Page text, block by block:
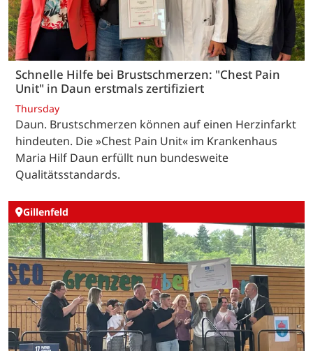
Schnelle Hilfe bei Brustschmerzen: "Chest Pain
Unit" in Daun erstmals zertifiziert
Thursday
Daun. Brustschmerzen können auf einen Herzinfarkt
hindeuten. Die »Chest Pain Unit« im Krankenhaus
Maria Hilf Daun erfüllt nun bundesweite
Qualitätsstandards.
Gillenfeld